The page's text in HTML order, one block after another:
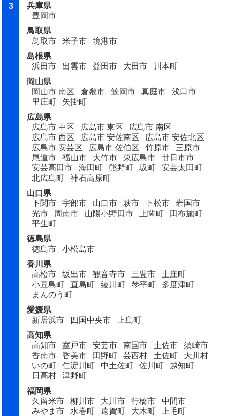
3
兵庫県
豊岡市
鳥取県
鳥取市
米子市
境港市
島根県
浜田市
出雲市 益田市 大田市
川本町
岡山県
岡山市 南区
倉敷市 笠岡市 真庭市
浅口市
里庄町
矢掛町
広島県
広島市 中区
広島市 東区
広島市 南区
広島市 西区
広島市 安佐南区
広島市 安佐北区
広島市 安芸区
広島市 佐伯区 竹原市
三原市
尾道市
福山市 大竹市 東広島市
廿日市市
安芸高田市
海田町 熊野町 坂町
安芸太田町
北広島町
神石高原町
山口県
下関市
宇部市 山口市 萩市 下松市
岩国市
光市
周南市 山陽小野田市 上関町
田布施町
平生町
徳島県
徳島市
小松島市
香川県
高松市
坂出市 観音寺市 三豊市
土庄町
小豆島町
直島町 綾川町 琴平町
多度津町
まんのう町
愛媛県
新居浜市
四国中央市
上島町
高知県
高知市
室戸市 安芸市 南国市 土佐市
須崎市
香南市
香美市 田野町 芸西村 土佐町
大川村
いの町
仁淀川町 中土佐町 佐川町
越知町
日高村
津野町
福岡県
久留米市
柳川市 大川市 行橋市
中間市
みやま市
水巻町 遠賀町 大木町
上毛町